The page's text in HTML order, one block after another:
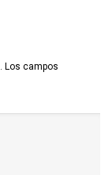
Los campos